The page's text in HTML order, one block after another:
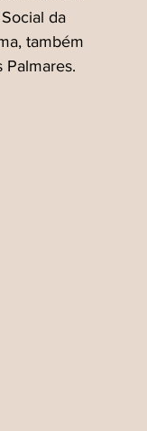
da
também